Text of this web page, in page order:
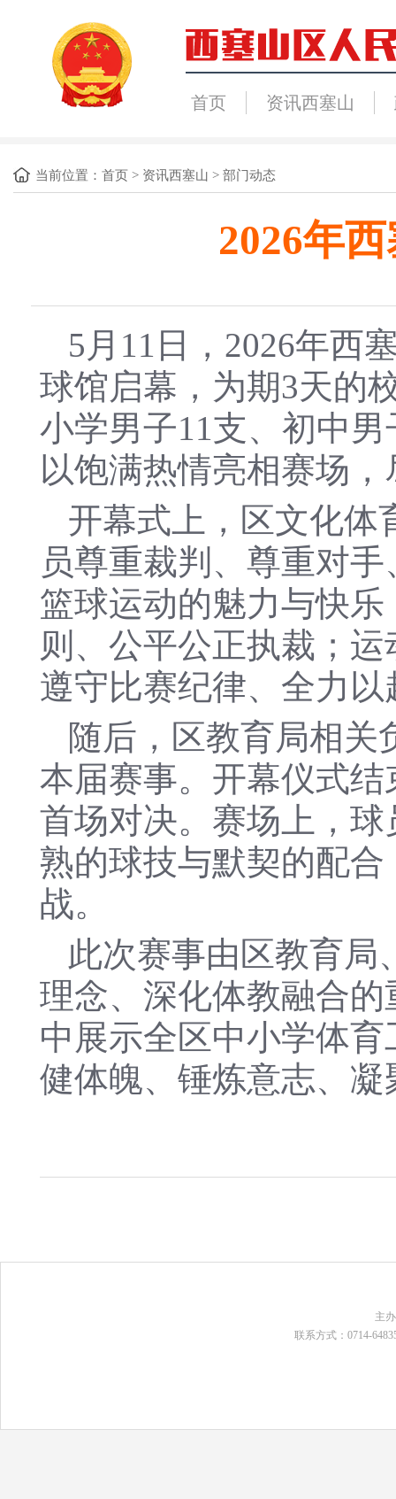
首页 资讯西塞山
当前位置： 首页 > 资讯西塞山 > 部门动态
2026年
5月11日，2026年西
球馆启幕，为期3天的
小学男子11支、初中
以饱满热情亮相赛场
开幕式上，区文化体
员尊重裁判、尊重对
篮球运动的魅力与快
则、公平公正执裁；
遵守比赛纪律、全力
随后，区教育局相关
本届赛事。开幕仪式
首场对决。赛场上，
熟的球技与默契的配
战。
此次赛事由区教育局
理念、深化体教融合
中展示全区中小学体
健体魄、锤炼意志、
主
联系方式：0714-